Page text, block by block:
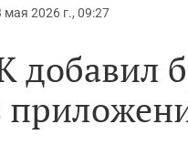
мая 2026 г., 09:27
добавил